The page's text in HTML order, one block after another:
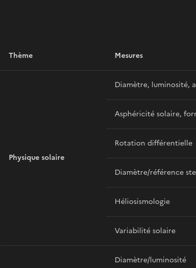
Thème Mesures
Physique solaire
Diamètre, luminosité,
Asphéricité solaire,
Rotation différentielle
Diamètre/référence
Héliosismologie
Variabilité solaire
Diamètre/luminosité